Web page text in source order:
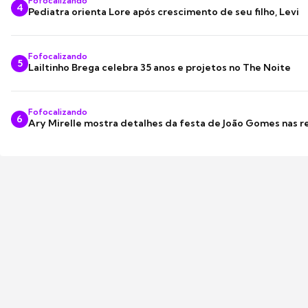
4 Pediatra orienta Lore após crescimento de seu filho, Levi
5
Fofocalizando
Lailtinho Brega celebra 35 anos e projetos no The Noite
6
Fofocalizando
Ary Mirelle mostra detalhes da festa de João Gomes nas